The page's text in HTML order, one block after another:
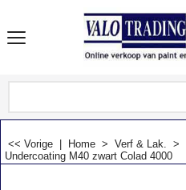
<< Vorige Home > Verf & Lak. >
Undercoating M40 zwart Colad 4000